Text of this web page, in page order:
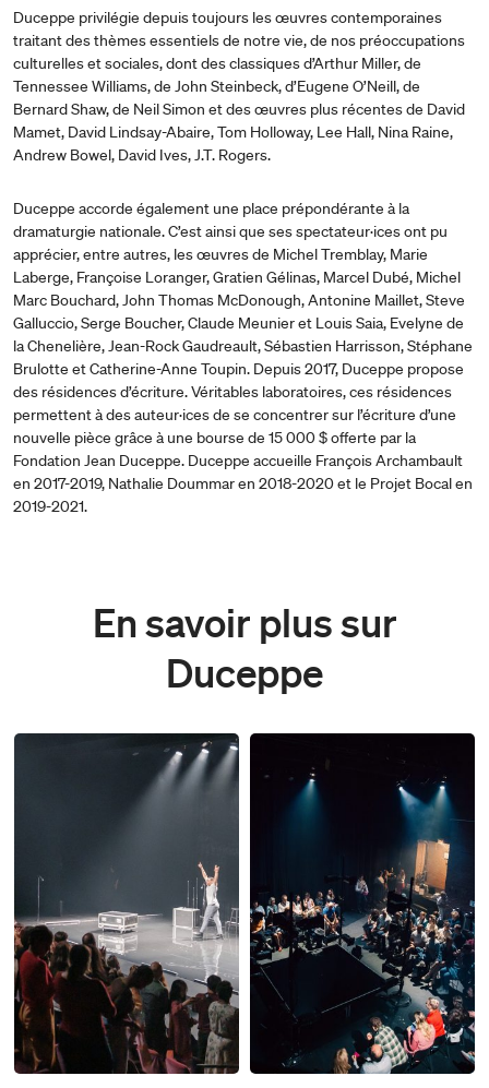
Duceppe privilégie depuis toujours les œuvres contemporaines
traitant des thèmes essentiels de notre vie, de nos préoccupations
culturelles et sociales, dont des classiques d’Arthur Miller, de
Tennessee Williams, de John Steinbeck, d’Eugene O’Neill, de
Bernard Shaw, de Neil Simon et des œuvres plus récentes de David
Mamet, David Lindsay-Abaire, Tom Holloway, Lee Hall, Nina Raine,
Andrew Bowel, David Ives, J.T. Rogers.
Duceppe accorde également une place prépondérante à la
dramaturgie nationale. C’est ainsi que ses spectateur·ices ont pu
apprécier, entre autres, les œuvres de Michel Tremblay, Marie
Laberge, Françoise Loranger, Gratien Gélinas, Marcel Dubé, Michel
Marc Bouchard, John Thomas McDonough, Antonine Maillet, Steve
Galluccio, Serge Boucher, Claude Meunier et Louis Saia, Evelyne de
la Chenelière, Jean-Rock Gaudreault, Sébastien Harrisson, Stéphane
Brulotte et Catherine-Anne Toupin. Depuis 2017, Duceppe propose
des résidences d’écriture. Véritables laboratoires, ces résidences
permettent à des auteur·ices de se concentrer sur l’écriture d’une
nouvelle pièce grâce à une bourse de 15 000 $ offerte par la
Fondation Jean Duceppe. Duceppe accueille François Archambault
en 2017-2019, Nathalie Doummar en 2018-2020 et le Projet Bocal en
2019-2021.
En savoir plus sur
Duceppe